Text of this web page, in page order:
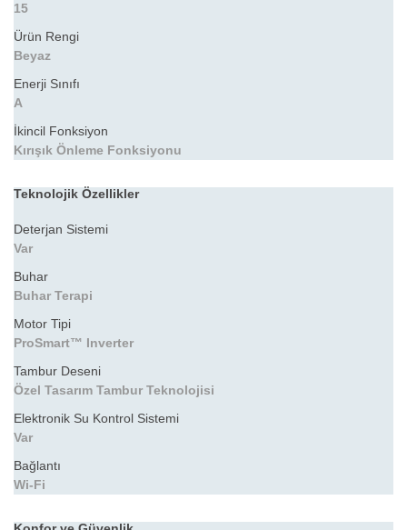
15
Ürün Rengi
Beyaz
Enerji Sınıfı
A
İkincil Fonksiyon
Kırışık Önleme Fonksiyonu
Teknolojik Özellikler
Deterjan Sistemi
Var
Buhar
Buhar Terapi
Motor Tipi
ProSmart™ Inverter
Tambur Deseni
Özel Tasarım Tambur Teknolojisi
Elektronik Su Kontrol Sistemi
Var
Bağlantı
Wi-Fi